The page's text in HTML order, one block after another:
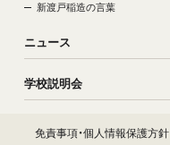
新渡戸稲造の言葉
ニュース
学校説明会
免責事項・個人情報保護方針